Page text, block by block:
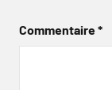
Commentaire*